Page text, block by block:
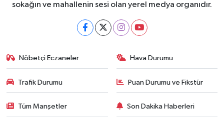
sokağın ve mahallenin sesi olan yerel medya organıdır.
Nöbetçi Eczaneler Hava Durumu
Trafik Durumu Puan Durumu ve Fikstür
Tüm Manşetler Son Dakika Haberleri